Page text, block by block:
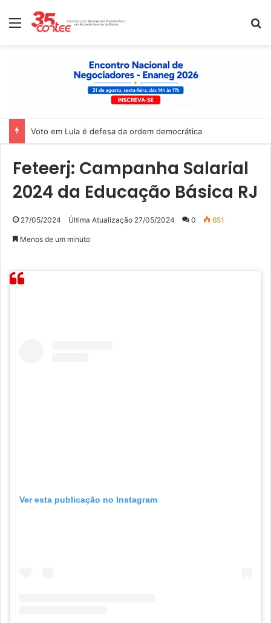
Menu
Voto em Lula é defesa da ordem democrática
Feteerj: Campanha Salarial
2024 da Educação Básica RJ
27/05/2024 Última Atualização 27/05/2024 0 651
Menos de um minuto
Ver esta publicação no Instagram